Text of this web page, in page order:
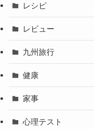
レシピ
レビュー
九州旅行
健康
家事
心理テスト